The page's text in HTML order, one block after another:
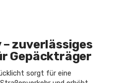
– zuverlässiges
Gepäckträger
sorgt für eine